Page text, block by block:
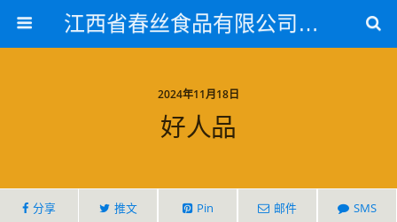
江西省春丝食品有限公司官方网站
2024年11月18日
好人品
分享 推文 Pin 邮件 SMS